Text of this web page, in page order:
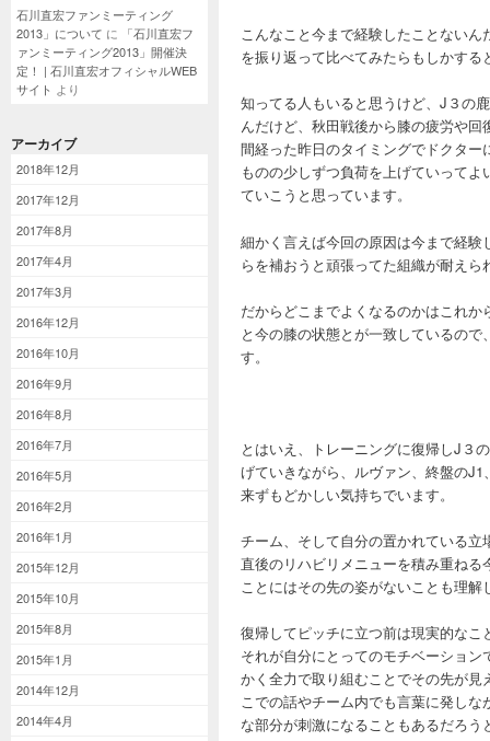
石川直宏ファンミーティング
2013」について に
「石川直宏フ
ァンミーティング2013」開催決
定！ | 石川直宏オフィシャルWEB
サイト より
アーカイブ
2018年12月
2017年12月
2017年8月
2017年4月
2017年3月
2016年12月
2016年10月
2016年9月
2016年8月
2016年7月
2016年5月
2016年2月
2016年1月
2015年12月
2015年10月
2015年8月
2015年1月
2014年12月
2014年4月
こんなこと今まで経験したことない
を振り返って比べてみたらもしかす
知ってる人もいると思うけど、J３の
んだけど、秋田戦後から膝の疲労や
間経った昨日のタイミングでドクタ
ものの少しずつ負荷を上げていって
ていこうと思っています。
細かく言えば今回の原因は今まで経
らを補おうと頑張ってた組織が耐え
だからどこまでよくなるのかはこれ
と今の膝の状態とが一致しているの
す。
とはいえ、トレーニングに復帰しJ３
げていきながら、ルヴァン、終盤の
来ずもどかしい気持ちでいます。
チーム、そして自分の置かれている
直後のリハビリメニューを積み重ね
ことにはその先の姿がないことも理
復帰してピッチに立つ前は現実的な
それが自分にとってのモチベーショ
かく全力で取り組むことでその先が
こでの話やチーム内でも言葉に発し
な部分が刺激になることもあるだろう